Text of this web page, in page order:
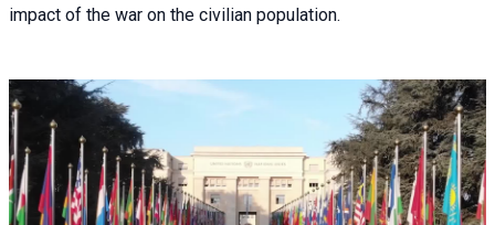
impact of the war on the civilian population.